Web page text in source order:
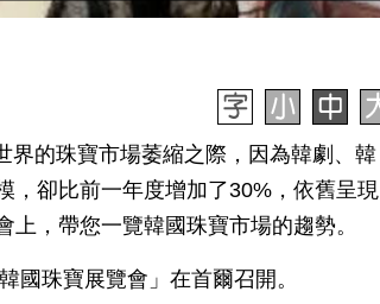
界的珠寶市場萎縮之際，因為韓劇、韓
，卻比前一年度增加了30%，依舊呈現
，帶您一覽韓國珠寶市場的趨勢。
國珠寶展覽會」在首爾召開。